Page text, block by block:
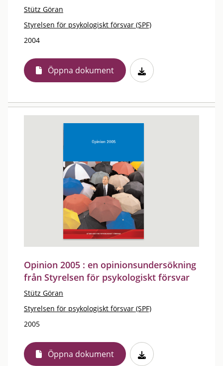
Stütz Göran
Styrelsen för psykologiskt försvar (SPF)
2004
Öppna dokument
Opinion 2005 : en opinionsundersökning
från Styrelsen för psykologiskt försvar
Stütz Göran
Styrelsen för psykologiskt försvar (SPF)
2005
Öppna dokument